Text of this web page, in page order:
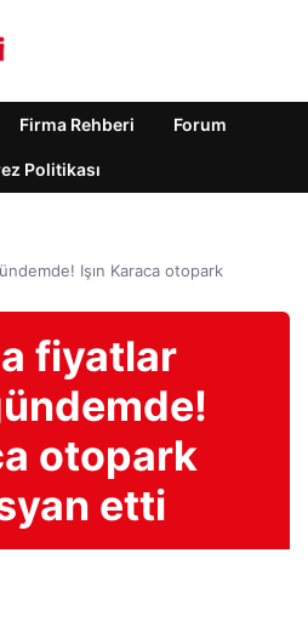
Firma Rehberi Forum
Politikası
Işın Karaca otopark
fiyatlar
otopark
etti